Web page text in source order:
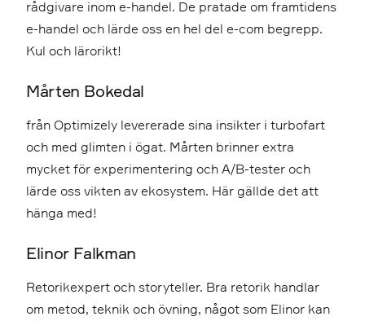
rådgivare inom e-handel. De pratade om framtidens
e-handel och lärde oss en hel del e-com begrepp.
Kul och lärorikt!
Mårten Bokedal
från Optimizely levererade sina insikter i turbofart
och med glimten i ögat. Mårten brinner extra
mycket för experimentering och A/B-tester och
lärde oss vikten av ekosystem. Här gällde det att
hänga med!
Elinor Falkman
Retorikexpert och storyteller. Bra retorik handlar
om metod, teknik och övning, något som Elinor kan